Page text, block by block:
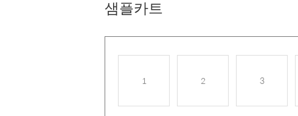
샘플카트